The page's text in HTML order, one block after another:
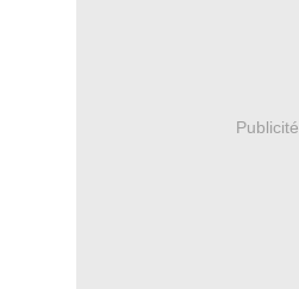
Publicité